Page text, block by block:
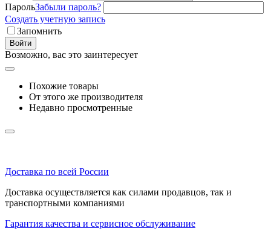
ПарольЗабыли пароль?
Создать учетную запись
Запомнить
Войти
Возможно, вас это заинтересует
Похожие товары
От этого же производителя
Недавно просмотренные
Доставка по всей России
Доставка осуществляется как силами продавцов, так и
транспортными компаниями
Гарантия качества и сервисное обслуживание